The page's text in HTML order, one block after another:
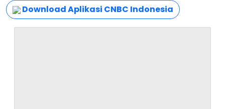
Download Aplikasi CNBC Indonesia